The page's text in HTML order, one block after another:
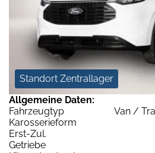
Standort Zentrallager
Allgemeine Daten:
Fahrzeugtyp
Van /
Karosserieform
Erst-Zul.
Getriebe